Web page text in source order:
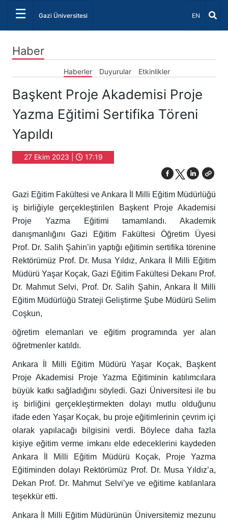
☰ Gazi Üniversitesi Dil Seçiniz
EN
Haber
Haberler Duyurular Etkinlikler
Başkent Proje Akademisi Proje
Yazma Eğitimi Sertifika Töreni
Yapıldı
27 Ekim 2023 | 17:19
Gazi Eğitim Fakültesi ve Ankara İl Milli Eğitim Müdürlüğü
iş birliğiyle gerçekleştirilen Başkent Proje Akademisi
Proje Yazma Eğitimi tamamlandı. Akademik
danışmanlığını Gazi Eğitim Fakültesi Öğretim Üyesi
Prof. Dr. Salih Şahin’in yaptığı eğitimin sertifika törenine
Rektörümüz Prof. Dr. Musa Yıldız, Ankara İl Milli Eğitim
Müdürü Yaşar Koçak, Gazi Eğitim Fakültesi Dekanı Prof.
Dr. Mahmut Selvi, Prof. Dr. Salih Şahin, Ankara İl Milli
Eğitim Müdürlüğü Strateji Geliştirme Şube Müdürü Selim
Coşkun,
öğretim elemanları ve eğitim programında yer alan
öğretmenler katıldı.
Ankara İl Milli Eğitim Müdürü Yaşar Koçak, Başkent
Proje Akademisi Proje Yazma Eğitiminin katılımcılara
büyük katkı sağladığını söyledi. Gazi Üniversitesi ile bu
iş birliğini gerçekleştirmekten dolayı mutlu olduğunu
ifade eden Yaşar Koçak, bu proje eğitimlerinin çevrim içi
olarak yapılacağı bilgisini verdi. Böylece daha fazla
kişiye eğitim verme imkanı elde edeceklerini kaydeden
Ankara İl Milli Eğitim Müdürü Koçak, Proje Yazma
Eğitiminden dolayı Rektörümüz Prof. Dr. Musa Yıldız’a,
Dekan Prof. Dr. Mahmut Selvi’ye ve eğitime katılanlara
teşekkür etti.
Ankara İl Milli Eğitim Müdürünün Üniversitemiz mezunu